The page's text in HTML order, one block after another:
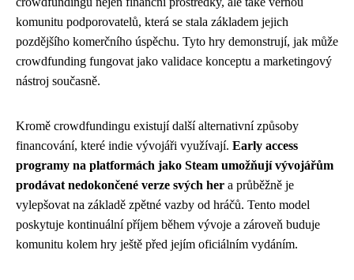
komunitu podporovatelů, která se stala základem jejich
pozdějšího komerčního úspěchu. Tyto hry demonstrují, jak může
crowdfunding fungovat jako validace konceptu a marketingový
nástroj současně.
Kromě crowdfundingu existují další alternativní způsoby
financování, které indie vývojáři využívají. Early access
programy na platformách jako Steam umožňují vývojářům
prodávat nedokončené verze svých her a průběžně je
vylepšovat na základě zpětné vazby od hráčů. Tento model
poskytuje kontinuální příjem během vývoje a zároveň buduje
komunitu kolem hry ještě před jejím oficiálním vydáním.